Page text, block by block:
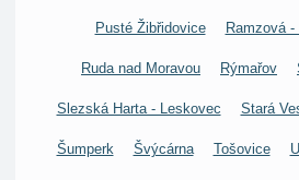
Pusté Žibřidovice Ramzová -
Ruda nad Moravou Rýmařov
Slezská Harta - Leskovec Stará
Šumperk Švýcárna Tošovice